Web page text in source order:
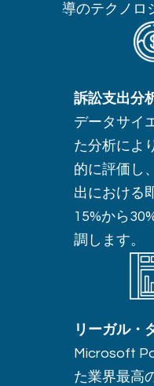
導のテクノロ
訴訟支出分
データサイ
た分析によ
的に評価し
出における
15%から
調します。
リーガル・
Microsoft
た業界最高